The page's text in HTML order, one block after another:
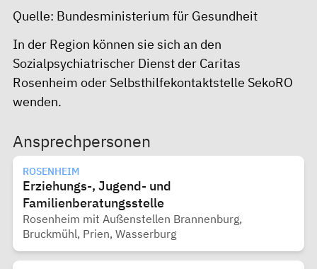
Quelle: Bundesministerium für Gesundheit
In der Region können sie sich an den
Sozialpsychiatrischer Dienst der Caritas
Rosenheim oder Selbsthilfekontaktstelle SekoRO
wenden.
Ansprechpersonen
ROSENHEIM
Erziehungs-, Jugend- und
Familienberatungsstelle
Rosenheim mit Außenstellen Brannenburg,
Bruckmühl, Prien, Wasserburg